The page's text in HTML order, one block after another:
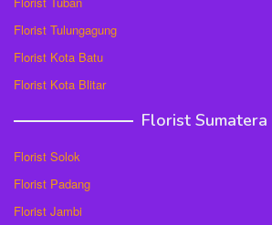
Florist Tulungagung
Florist Kota Batu
Florist Kota Blitar
Florist Sumatera
Florist Solok
Florist Padang
Florist Jambi